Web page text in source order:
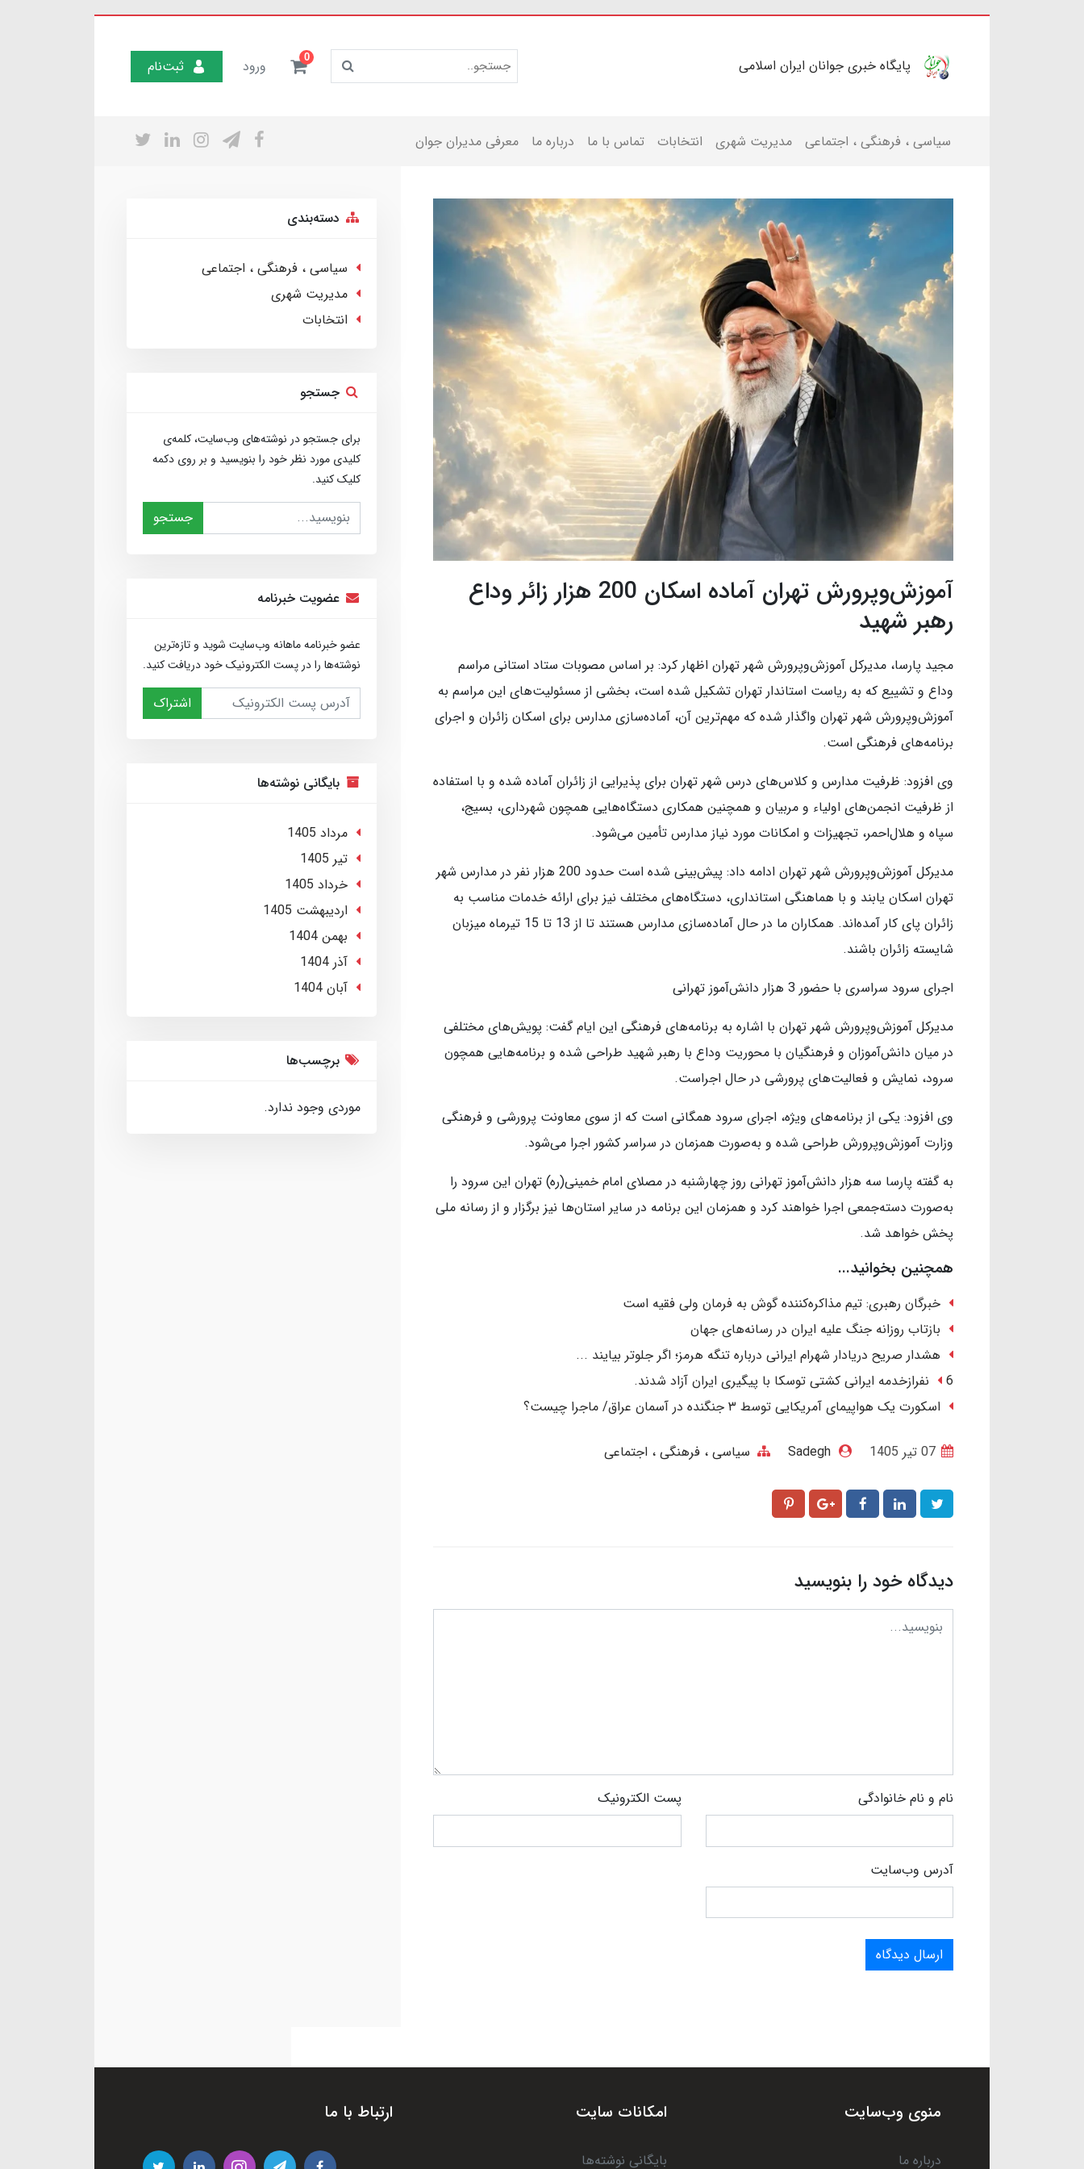
پایگاه خبری جوانان ایران اسلامی 0 ورود ثبت‌نام
سیاسی ، فرهنگی ، اجتماعی مدیریت شهری انتخابات تماس با ما درباره ما معرفی مدیران جوان
آموزش‌وپرورش تهران آماده اسکان 200 هزار زائر وداع
رهبر شهید
مجید پارسا، مدیرکل آموزش‌وپرورش شهر تهران اظهار کرد: بر اساس مصوبات ستاد استانی مراسم
وداع و تشییع که به ریاست استاندار تهران تشکیل شده است، بخشی از مسئولیت‌های این مراسم به
آموزش‌وپرورش شهر تهران واگذار شده که مهم‌ترین آن، آماده‌سازی مدارس برای اسکان زائران و اجرای
برنامه‌های فرهنگی است.
وی افزود: ظرفیت مدارس و کلاس‌های درس شهر تهران برای پذیرایی از زائران آماده شده و با استفاده
از ظرفیت انجمن‌های اولیاء و مربیان و همچنین همکاری دستگاه‌هایی همچون شهرداری، بسیج،
سپاه و هلال‌احمر، تجهیزات و امکانات مورد نیاز مدارس تأمین می‌شود.
مدیرکل آموزش‌وپرورش شهر تهران ادامه داد: پیش‌بینی شده است حدود 200 هزار نفر در مدارس شهر
تهران اسکان یابند و با هماهنگی استانداری، دستگاه‌های مختلف نیز برای ارائه خدمات مناسب به
زائران پای کار آمده‌اند. همکاران ما در حال آماده‌سازی مدارس هستند تا از 13 تا 15 تیرماه میزبان
شایسته زائران باشند.
اجرای سرود سراسری با حضور 3 هزار دانش‌آموز تهرانی
مدیرکل آموزش‌وپرورش شهر تهران با اشاره به برنامه‌های فرهنگی این ایام گفت: پویش‌های مختلفی
در میان دانش‌آموزان و فرهنگیان با محوریت وداع با رهبر شهید طراحی شده و برنامه‌هایی همچون
سرود، نمایش و فعالیت‌های پرورشی در حال اجراست.
وی افزود: یکی از برنامه‌های ویژه، اجرای سرود همگانی است که از سوی معاونت پرورشی و فرهنگی
وزارت آموزش‌وپرورش طراحی شده و به‌صورت همزمان در سراسر کشور اجرا می‌شود.
به گفته پارسا سه هزار دانش‌آموز تهرانی روز چهارشنبه در مصلای امام خمینی(ره) تهران این سرود را
به‌صورت دسته‌جمعی اجرا خواهند کرد و همزمان این برنامه در سایر استان‌ها نیز برگزار و از رسانه ملی
پخش خواهد شد.
همچنین بخوانید...
خبرگان رهبری: تیم مذاکره‌کننده گوش به فرمان ولی فقیه است
بازتاب روزانه جنگ علیه ایران در رسانه‌های جهان
هشدار صریح دریادار شهرام ایرانی درباره تنگه هرمز؛ اگر جلوتر بیایند ...
6 نفرازخدمه ایرانی کشتی توسکا با پیگیری ایران آزاد شدند.
اسکورت یک هواپیمای آمریکایی توسط ۳ جنگنده در آسمان عراق/ ماجرا چیست؟
Sadegh سیاسی ، فرهنگی ، اجتماعی
دیدگاه خود را بنویسید
نام و نام خانوادگی پست الکترونیک
آدرس وب‌سایت
ارسال دیدگاه
دسته‌بندی
سیاسی ، فرهنگی ، اجتماعی
مدیریت شهری
انتخابات
جستجو
برای جستجو در نوشته‌های وب‌سایت، کلمه‌ی
کلیدی مورد نظر خود را بنویسید و بر روی دکمه
کلیک کنید.
جستجو
عضویت خبرنامه
عضو خبرنامه ماهانه وب‌سایت شوید و تازه‌ترین
نوشته‌ها را در پست الکترونیک خود دریافت کنید.
اشتراک
بایگانی نوشته‌ها
مرداد 1405
تير 1405
خرداد 1405
ارديبهشت 1405
بهمن 1404
آذر 1404
آبان 1404
برچسب‌ها
موردی وجود ندارد.
منوی وب‌سایت
درباره ما
امکانات سایت
بایگانی نوشته‌ها
ارتباط با ما